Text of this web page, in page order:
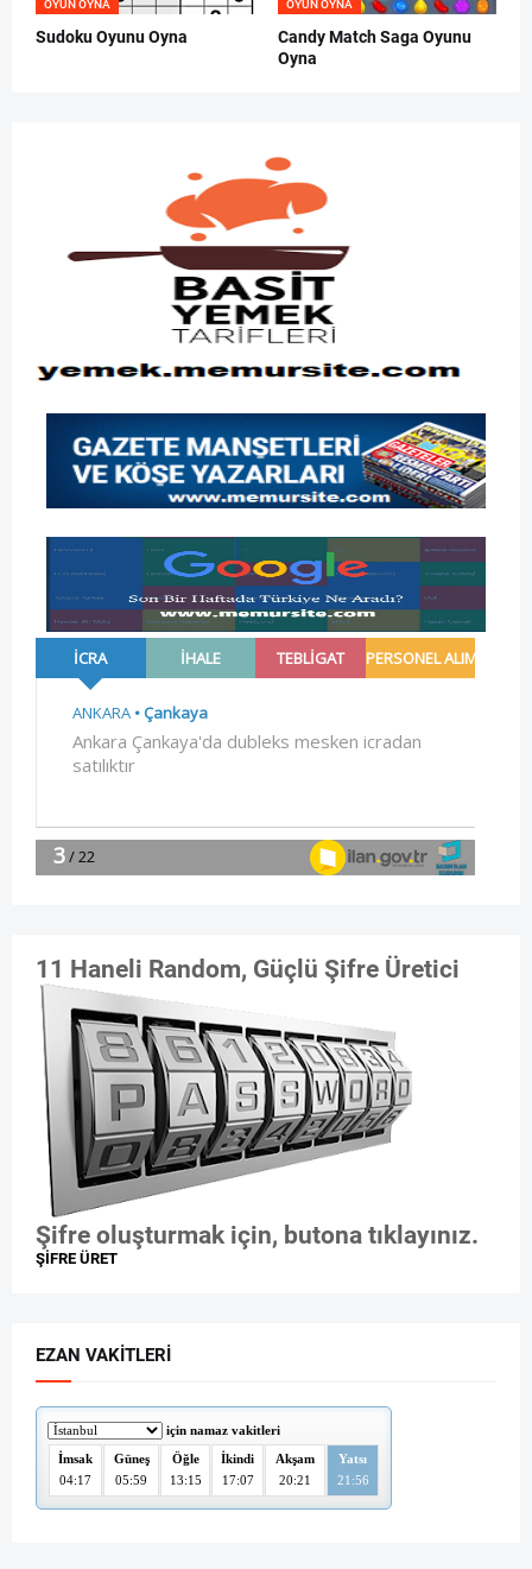
OYUN OYNA
Sudoku Oyunu Oyna
OYUN OYNA
Candy Match Saga Oyunu
Oyna
11 Haneli Random, Güçlü Şifre Üretici
Şifre oluşturmak için, butona tıklayınız.
ŞİFRE ÜRET
EZAN VAKITLERI